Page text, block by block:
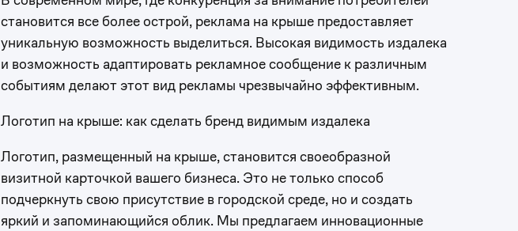
становится все более острой, реклама на крыше предоставляет
уникальную возможность выделиться. Высокая видимость издалека
и возможность адаптировать рекламное сообщение к различным
событиям делают этот вид рекламы чрезвычайно эффективным.
Логотип на крыше: как сделать бренд видимым издалека
Логотип, размещенный на крыше, становится своеобразной
визитной карточкой вашего бизнеса. Это не только способ
подчеркнуть свою присутствие в городской среде, но и создать
яркий и запоминающийся облик. Мы предлагаем инновационные